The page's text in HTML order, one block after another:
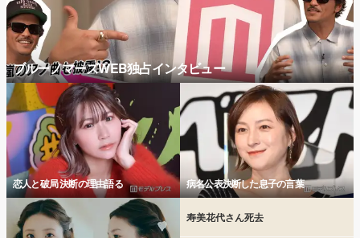
ブルーノマーズWEB独占インタビュー
恋人と破局 決断の理由語る 病名公表決断した息子の言葉
寿美花代さん死去